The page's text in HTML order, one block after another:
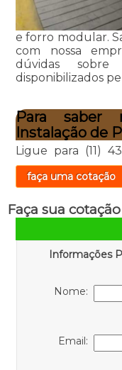
e forro modular.
com nossa
dúvidas
disponibilizados
Para saber
Instalação de
Ligue para (11)
faça uma cotação
Faça sua cotação
Informações
Nome:
Email: